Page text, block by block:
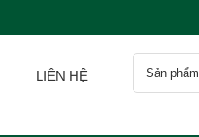
LIÊN HỆ Sản phẩm